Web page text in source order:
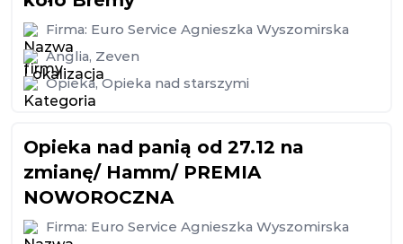
Firma: Euro Service Agnieszka Wyszomirska
Anglia, Zeven
Opieka, Opieka nad starszymi
Opieka nad panią od 27.12 na
zmianę/ Hamm/ PREMIA
NOWOROCZNA
Firma: Euro Service Agnieszka Wyszomirska